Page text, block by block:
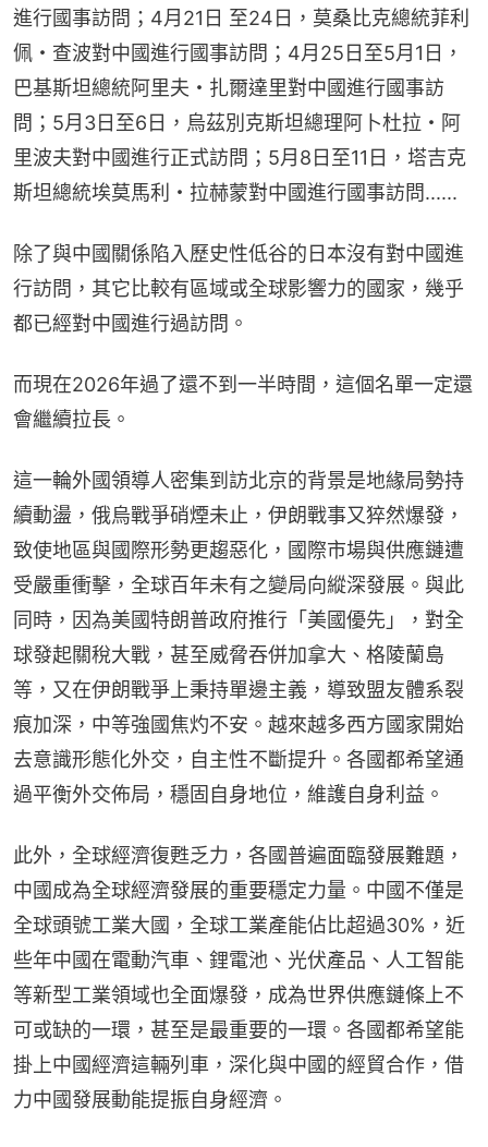
進行國事訪問；4月21日 至24日，莫桑比克總統菲利
佩・查波對中國進行國事訪問；4月25日至5月1日，
巴基斯坦總統阿里夫・扎爾達里對中國進行國事訪
問；5月3日至6日，烏茲別克斯坦總理阿卜杜拉・阿
里波夫對中國進行正式訪問；5月8日至11日，塔吉克
斯坦總統埃莫馬利・拉赫蒙對中國進行國事訪問......
除了與中國關係陷入歷史性低谷的日本沒有對中國進
行訪問，其它比較有區域或全球影響力的國家，幾乎
都已經對中國進行過訪問。
而現在2026年過了還不到一半時間，這個名單一定還
會繼續拉長。
這一輪外國領導人密集到訪北京的背景是地緣局勢持
續動盪，俄烏戰爭硝煙未止，伊朗戰事又猝然爆發，
致使地區與國際形勢更趨惡化，國際市場與供應鏈遭
受嚴重衝擊，全球百年未有之變局向縱深發展。與此
同時，因為美國特朗普政府推行「美國優先」，對全
球發起關稅大戰，甚至威脅吞併加拿大、格陵蘭島
等，又在伊朗戰爭上秉持單邊主義，導致盟友體系裂
痕加深，中等強國焦灼不安。越來越多西方國家開始
去意識形態化外交，自主性不斷提升。各國都希望通
過平衡外交佈局，穩固自身地位，維護自身利益。
此外，全球經濟復甦乏力，各國普遍面臨發展難題，
中國成為全球經濟發展的重要穩定力量。中國不僅是
全球頭號工業大國，全球工業產能佔比超過30%，近
些年中國在電動汽車、鋰電池、光伏產品、人工智能
等新型工業領域也全面爆發，成為世界供應鏈條上不
可或缺的一環，甚至是最重要的一環。各國都希望能
掛上中國經濟這輛列車，深化與中國的經貿合作，借
力中國發展動能提振自身經濟。